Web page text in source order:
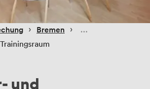
› Bremen ›
und